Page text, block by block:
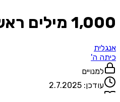
1,000 מילים ראשונות - חלק 16 (לפי אותיות)
אנגלית
כיתה ה'
למנויים
עודכן: 2.7.2025